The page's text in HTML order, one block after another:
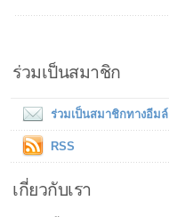
ร่วมเป็นสมาชิก
ร่วมเป็นสมาชิกทางอีมล์
RSS
เกี่ยวกับเรา